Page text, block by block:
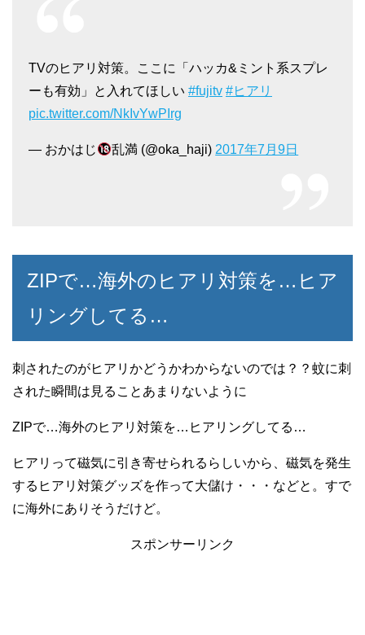
TVのヒアリ対策。ここに「ハッカ&ミント系スプレ
ーも有効」と入れてほしい #fujitv #ヒアリ
pic.twitter.com/NkIvYwPIrg
— おかはじ 乱満 (@oka_haji) 2017年7月9日
ZIPで…海外のヒアリ対策を…ヒア
リングしてる…
刺されたのがヒアリかどうかわからないのでは？？蚊に刺
された瞬間は見ることあまりないように
ZIPで…海外のヒアリ対策を…ヒアリングしてる…
ヒアリって磁気に引き寄せられるらしいから、磁気を発生
するヒアリ対策グッズを作って大儲け・・・などと。すで
に海外にありそうだけど。
スポンサーリンク